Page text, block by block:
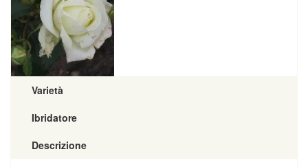
Varietà
Ibridatore
Descrizione